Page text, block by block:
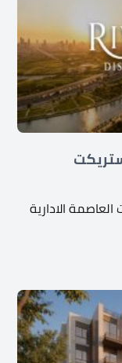
الادارية